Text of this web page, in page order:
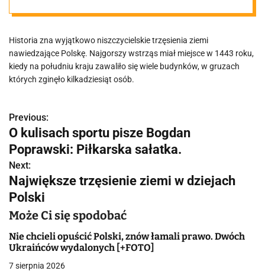
uszkodzonych
budynków
Historia zna wyjątkowo niszczycielskie trzęsienia ziemi
nawiedzające Polskę. Najgorszy wstrząs miał miejsce w 1443 roku,
kiedy na południu kraju zawaliło się wiele budynków, w gruzach
których zginęło kilkadziesiąt osób.
N
a
w
i
g
a
c
Previous:
O kulisach sportu pisze Bogdan
Poprawski: Piłkarska sałatka.
Next:
Największe trzęsienie ziemi w dziejach
Polski
Może Ci się spodobać
Nie chcieli opuścić Polski, znów łamali prawo. Dwóch
Ukraińców wydalonych [+FOTO]
7 sierpnia 2026